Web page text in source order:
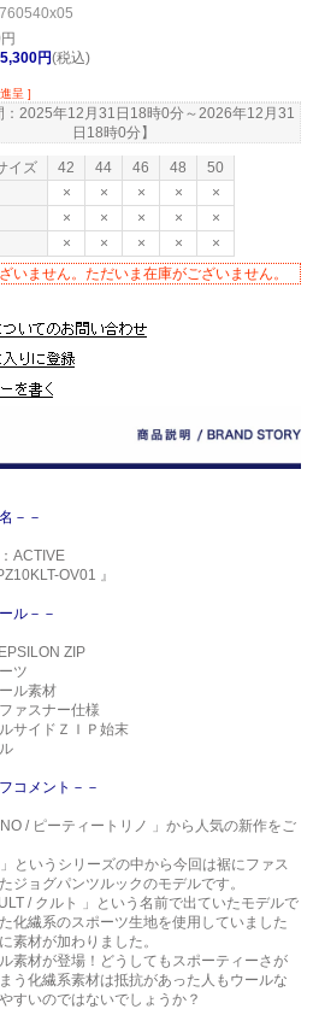
円(税込)
呈 ]
2025年12月31日18時0分～2026年12月31
日18時0分】
イズ 42 44 46 48
50
× × × ×
×
× × × ×
×
× × × × ×
いません。ただいま在庫がございません。
－－
ACTIVE
OV01 』
ル－－
ZIP
ツ
ル素材
ァスナー仕様
サイドＺＩＰ始末
コメント－－
/ ピーティートリノ 」から人気の新作をご
」というシリーズの中から今回は裾にファス
ジョグパンツルックのモデルです。
/ クルト 」という名前で出ていたモデルで
化繊系のスポーツ生地を使用していました
素材が加わりました。
素材が登場！どうしてもスポーティーさが
う化繊系素材は抵抗があった人もウールな
すいのではないでしょうか？